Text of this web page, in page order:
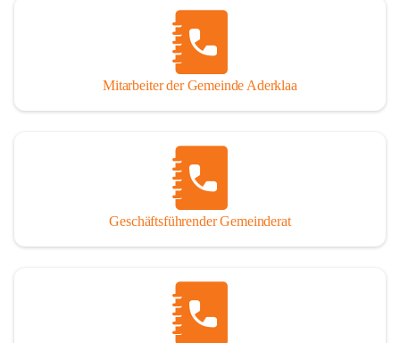
Mitarbeiter der Gemeinde Aderklaa
Geschäftsführender Gemeinderat